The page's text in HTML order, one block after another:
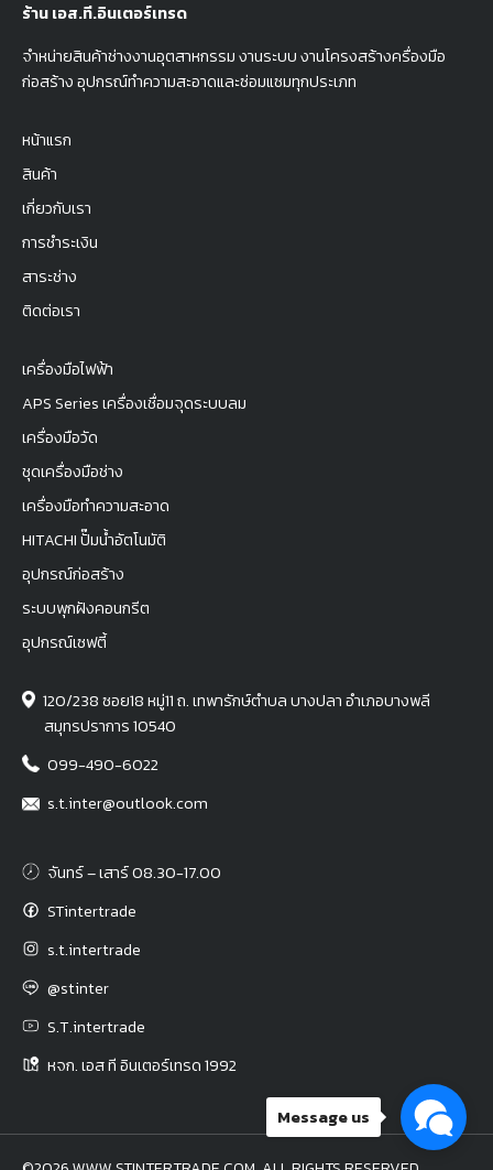
ร้าน เอส.ที.อินเตอร์เทรด
จำหน่ายสินค้าช่างงานอุตสาหกรรม งานระบบ งานโครงสร้างครื่องมือ
ก่อสร้าง อุปกรณ์ทำความสะอาดและซ่อมแซมทุกประเภท
หน้าแรก
สินค้า
เกี่ยวกับเรา
การชำระเงิน
สาระช่าง
ติดต่อเรา
เครื่องมือไฟฟ้า
APS Series เครื่องเชื่อมจุดระบบลม
เครื่องมือวัด
ชุดเครื่องมือช่าง
เครื่องมือทำความสะอาด
HITACHI ปั๊มน้ำอัตโนมัติ
อุปกรณ์ก่อสร้าง
ระบบพุกฝังคอนกรีต
อุปกรณ์เซฟตี้
120/238 ซอย18 หมู่11 ถ. เทพารักษ์ตำบล บางปลา อำเภอบางพลี
สมุทรปราการ 10540
099-490-6022
s.t.inter@outlook.com
จันทร์ – เสาร์ 08.30-17.00
STintertrade
s.t.intertrade
@stinter
S.T.intertrade
หจก. เอส ที อินเตอร์เทรด 1992
Message us